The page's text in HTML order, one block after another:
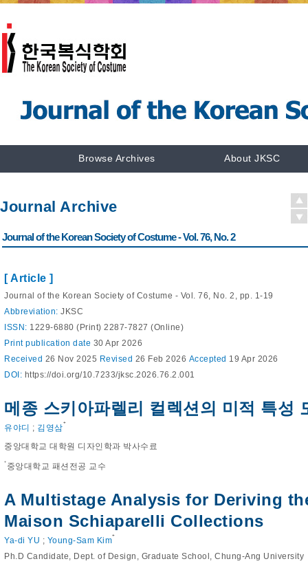
Browse Archives About JKSC
Journal Archive
Journal of the Korean Society of Costume - Vol. 76, No. 2
[ Article ]
Journal of the Korean Society of Costume - Vol. 76, No. 2, pp. 1-19
Abbreviation: JKSC
ISSN: 1229-6880 (Print) 2287-7827 (Online)
Print publication date 30 Apr 2026
Received 26 Nov 2025 Revised 26 Feb 2026 Accepted 19 Apr 2026
DOI: https://doi.org/10.7233/jksc.2026.76.2.001
메종 스키아파렐리 컬렉션의 미적 특성
유야디 ; 김영삼⁺
중앙대학교 대학원 디자인학과 박사수료
⁺ 중앙대학교 패션전공 교수
A Multistage Analysis for Deriving
Maison Schiaparelli Collections
Ya-di YU ; Young-Sam Kim⁺
Ph.D Candidate, Dept. of Design, Graduate School, Chung-Ang University